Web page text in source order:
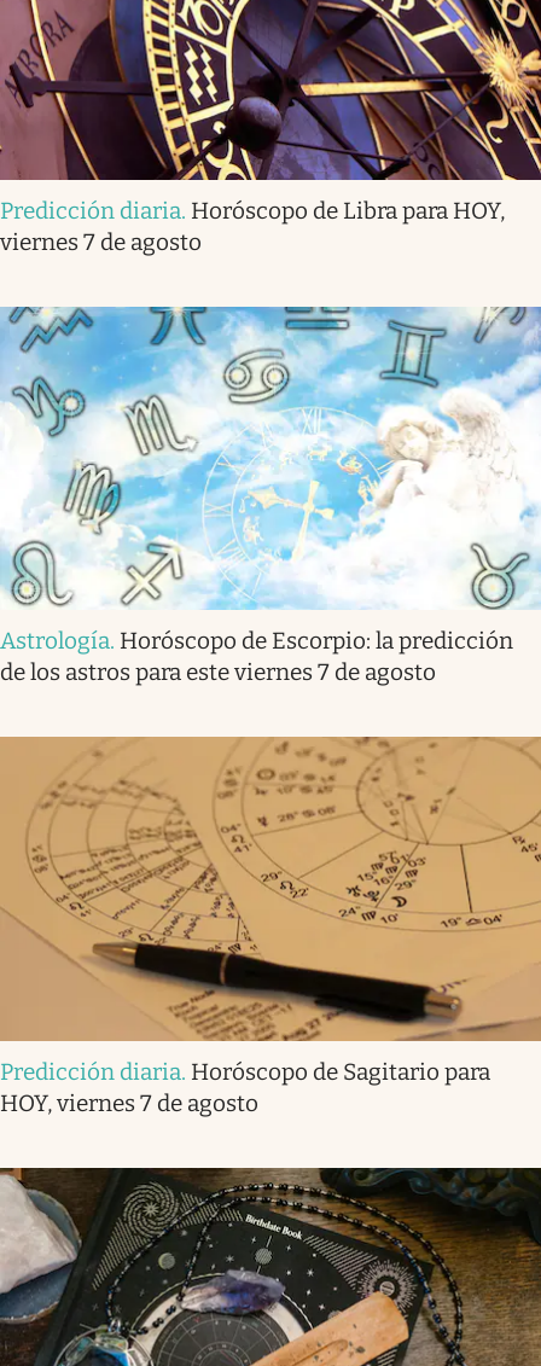
Predicción diaria. Horóscopo de Libra para HOY,
viernes 7 de agosto
Astrología. Horóscopo de Escorpio: la predicción
de los astros para este viernes 7 de agosto
Predicción diaria. Horóscopo de Sagitario para
HOY, viernes 7 de agosto